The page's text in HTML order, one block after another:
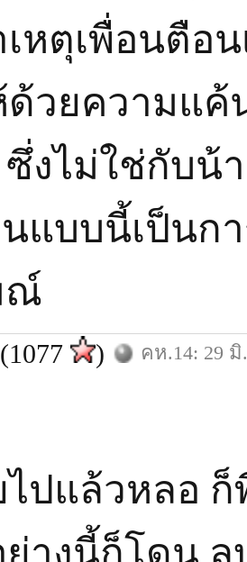
หตุเพื่อนตือ
ด้วยความแ
งไม่ใช่กับน้
แบบนี้เป็นก
ณ์
(1077 ) คห.14: 29 มิ
ปแล้วหลอ